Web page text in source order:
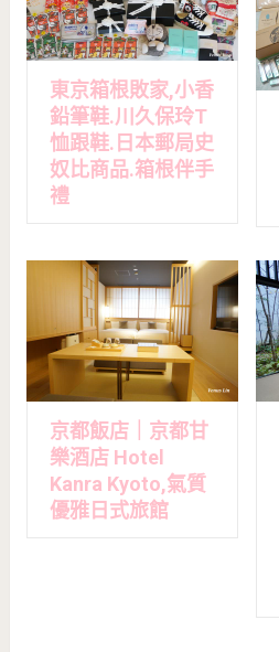
東京箱根敗家,小香
鉛筆鞋.川久保玲T
恤跟鞋.日本郵局史
奴比商品.箱根伴手
禮
京都飯店｜京都甘
樂酒店 Hotel
Kanra Kyoto,氣質
優雅日式旅館